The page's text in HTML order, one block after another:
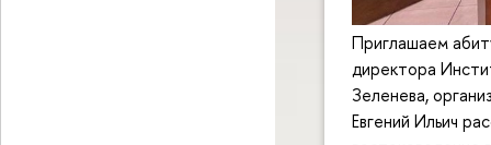
Приглашаем
директора
Зеленева,
Евгений Ильич